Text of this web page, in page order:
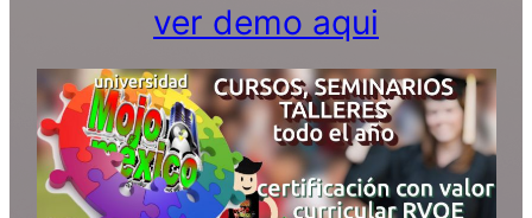
ver demo aqui